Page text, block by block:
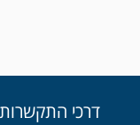
דרכי התקשרות